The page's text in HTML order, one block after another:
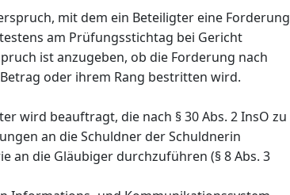
mit dem ein Beteiligter eine Forderung
am Prüfungsstichtag bei Gericht
ist anzugeben, ob die Forderung nach
oder ihrem Rang bestritten wird.
wird beauftragt, die nach § 30 Abs. 2 InsO zu
an die Schuldner der Schuldnerin
an die Gläubiger durchzuführen (§ 8 Abs. 3